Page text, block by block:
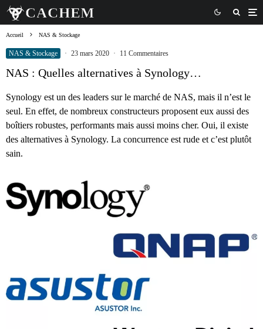
Accueil NAS & Stockage
NAS & Stockage · 23 mars 2020 · 11 Commentaires
NAS : Quelles alternatives à Synology…
Synology est un des leaders sur le marché de NAS, mais il n’est le
seul. En effet, de nombreux constructeurs proposent eux aussi des
boîtiers robustes, performants mais aussi moins cher. Oui, il existe
des alternatives à Synology. La concurrence est rude et c’est plutôt
sain.